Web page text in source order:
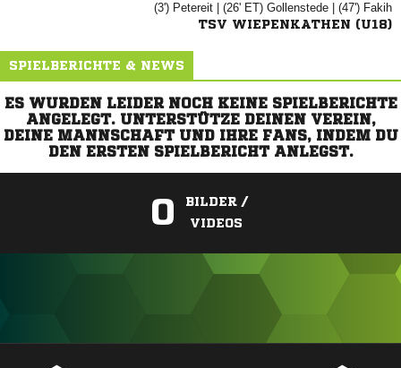
(3')  | (26' ET)  | (47') 
TSV WIEPENKATHEN (U18)
SPIELBERICHTE & NEWS
ES WURDEN LEIDER NOCH KEINE SPIELBERICHTE
ANGELEGT. UNTERSTÜTZE DEINEN VEREIN,
DEINE MANNSCHAFT UND IHRE FANS, INDEM DU
DEN ERSTEN SPIELBERICHT ANLEGST.
0
BILDER /
VIDEOS